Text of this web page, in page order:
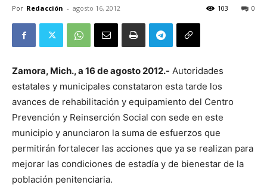
Por Redacción - agosto 16, 2012 0
103
Zamora, Mich., a 16 de agosto 2012.- Autoridades
estatales y municipales constataron esta tarde los
avances de rehabilitación y equipamiento del Centro
Prevención y Reinserción Social con sede en este
municipio y anunciaron la suma de esfuerzos que
permitirán fortalecer las acciones que ya se realizan para
mejorar las condiciones de estadía y de bienestar de la
población penitenciaria.